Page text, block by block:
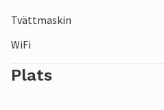
Tvättmaskin
WiFi
Plats